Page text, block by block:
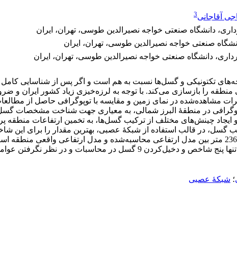
آقاجانی3
دانشگاه صنعتی خواجه نصیرالدین طوسی، تهران، ایران
صنعتی خواجه نصیرالدین طوسی، تهران، ایران
دانشگاه صنعتی خواجه نصیرالدین طوسی، تهران، ایران
تکتونیکی و گسل‌ها نسبت به هم است و اگر پس از شناسایی
منطقه را بازسازی می‌کند. با توجه به لرزه‌خیزی زیاد کشور ایران
مشاهده‌شده در نمای زمین و مقایسه با توپوگرافی حاصل از
در منطقۀ البرز شمالی، به معیاری جهت شناخت مشخصات
چینش‌های مختلف از ترکیب گسل‌ها، به تخمین ارتفاعات منطقه
در قالب استفاده از شبکۀ عصبی، بهترین مقدار را برای این
و رسوب‌گذاری در شکل نهایی توپوگرافی زمین، نتایج قابل قبولی است.
؛ شبکۀ عصبی